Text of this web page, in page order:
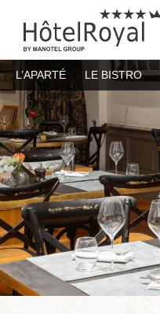
BY MANOTEL GROUP
L’APARTÉ LE BISTRO